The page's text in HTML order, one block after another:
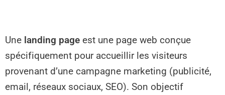
Une landing page est une page web conçue
spécifiquement pour accueillir les visiteurs
provenant d’une campagne marketing (publicité,
email, réseaux sociaux, SEO). Son objectif